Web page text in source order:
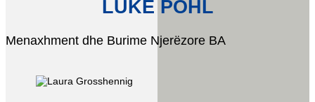
LUKE POHL
Menaxhment dhe Burime Njerëzore BA